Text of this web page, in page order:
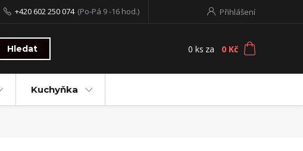
Přihlášení
Hledat
+420 602 250 074 (Po-Pá 9 -16 hod.)
0 ks za 0 Kč
Kuchyňka